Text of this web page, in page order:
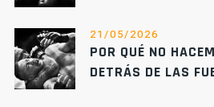
21/05/2026
POR QUÉ NO
DETRÁS DE LAS